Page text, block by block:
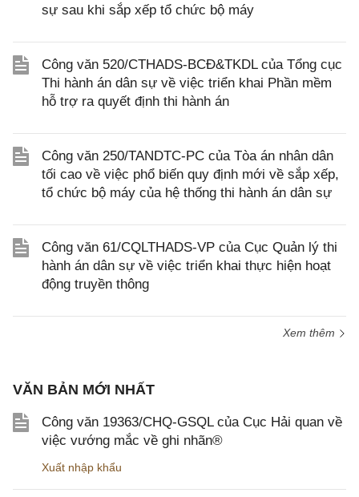
sự sau khi sắp xếp tổ chức bộ máy
Công văn 520/CTHADS-BCĐ&TKDL của Tổng cục
Thi hành án dân sự về việc triển khai Phần mềm
hỗ trợ ra quyết định thi hành án
Công văn 250/TANDTC-PC của Tòa án nhân dân
tối cao về việc phổ biến quy định mới về sắp xếp,
tổ chức bộ máy của hệ thống thi hành án dân sự
Công văn 61/CQLTHADS-VP của Cục Quản lý thi
hành án dân sự về việc triển khai thực hiện hoạt
động truyền thông
Xem thêm
VĂN BẢN MỚI NHẤT
Công văn 19363/CHQ-GSQL của Cục Hải quan về
việc vướng mắc về ghi nhãn®
Xuất nhập khẩu